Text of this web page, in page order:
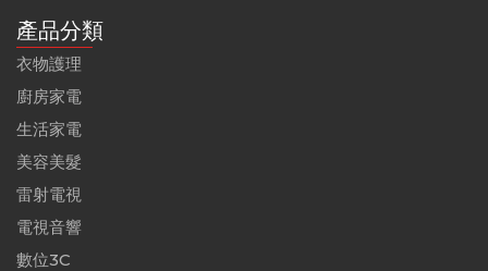
產品分類
衣物護理
廚房家電
生活家電
美容美髮
雷射電視
電視音響
數位3C